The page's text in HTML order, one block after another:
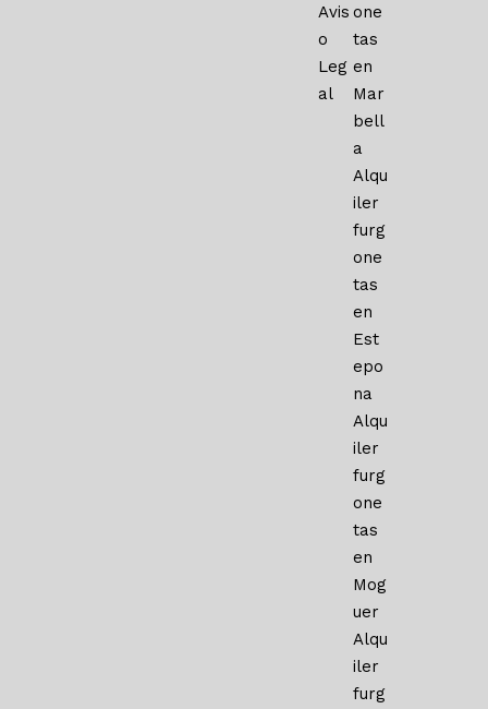
Avis
o
Leg
al
one
tas
en
Mar
bell
a
Alqu
iler
furg
one
tas
en
Est
epo
na
Alqu
iler
furg
one
tas
en
Mog
uer
Alqu
iler
furg